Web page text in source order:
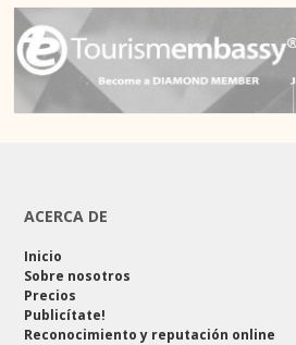
ACERCA DE
Inicio
Sobre nosotros
Precios
Publicítate!
Reconocimiento y reputación online